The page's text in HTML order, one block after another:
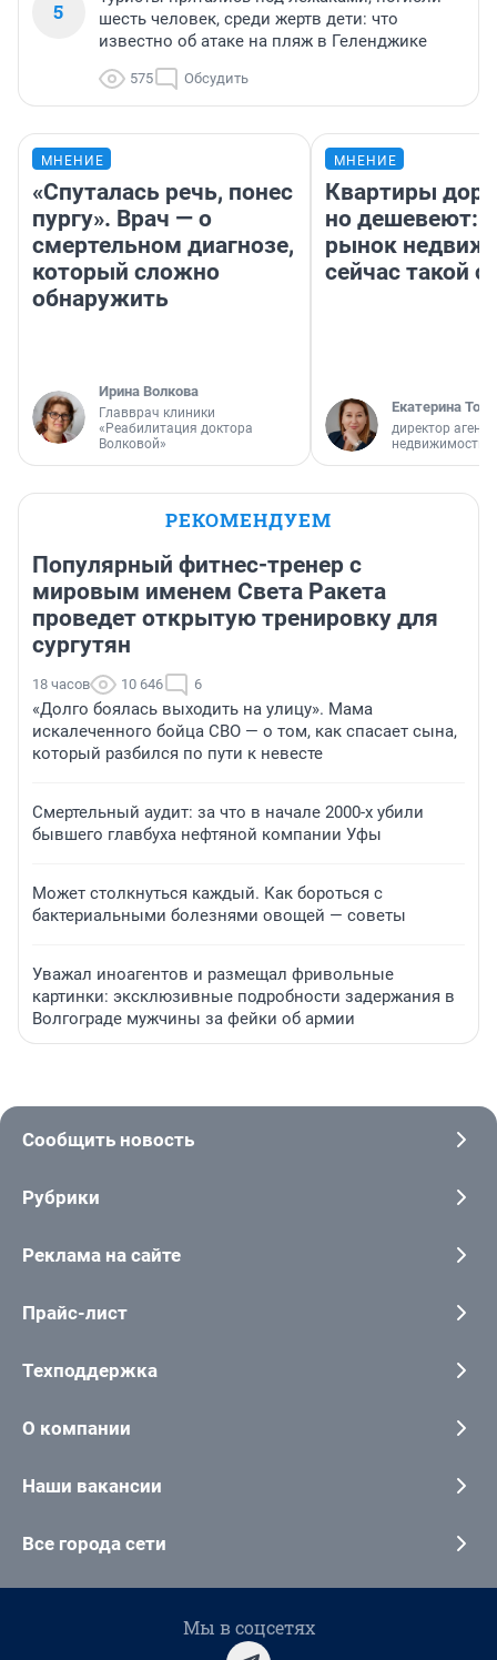
5
шесть человек, среди жертв дети: что
известно об атаке на пляж в Геленджике
575 Обсудить
МНЕНИЕ
«Спуталась речь, понес
пургу». Врач — о
смертельном диагнозе,
который сложно
обнаружить
Ирина Волкова
Главврач клиники
«Реабилитация доктора
Волковой»
МНЕНИЕ
Квартиры
но дешевеют:
рынок
сейчас такой
Екатерина
директор
недвижимости
РЕКОМЕНДУЕМ
Популярный фитнес-тренер с
мировым именем Света Ракета
проведет открытую тренировку для
сургутян
18 часов 10 646 6
«Долго боялась выходить на улицу». Мама
искалеченного бойца СВО — о том, как спасает сына,
который разбился по пути к невесте
Смертельный аудит: за что в начале 2000-х убили
бывшего главбуха нефтяной компании Уфы
Может столкнуться каждый. Как бороться с
бактериальными болезнями овощей — советы
Уважал иноагентов и размещал фривольные
картинки: эксклюзивные подробности задержания в
Волгограде мужчины за фейки об армии
Сообщить новость
Рубрики
Реклама на сайте
Прайс-лист
Техподдержка
О компании
Наши вакансии
Все города сети
Мы в соцсетях